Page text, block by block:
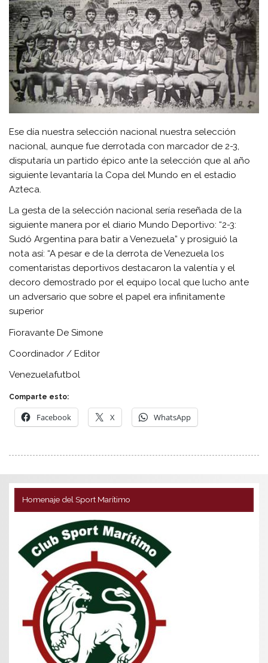
Ese día nuestra selección nacional nuestra selección
nacional, aunque fue derrotada con marcador de 2-3,
disputaría un partido épico ante la selección que al año
siguiente levantaría la Copa del Mundo en el estadio
Azteca.
La gesta de la selección nacional sería reseñada de la
siguiente manera por el diario Mundo Deportivo: “2-3:
Sudó Argentina para batir a Venezuela” y prosiguió la
nota así: “A pesar e de la derrota de Venezuela los
comentaristas deportivos destacaron la valentía y el
decoro demostrado por el equipo local que lucho ante
un adversario que sobre el papel era infinitamente
superior
Fioravante De Simone
Coordinador / Editor
Venezuelafutbol
Comparte esto:
Facebook X WhatsApp
Homenaje del Sport Marítimo